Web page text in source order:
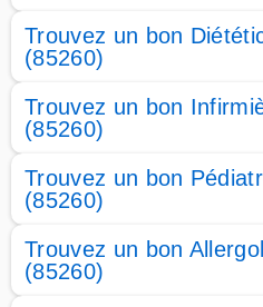
Trouvez un bon
(85260)
Trouvez un bon
(85260)
Trouvez un bon
(85260)
Trouvez un bon
(85260)